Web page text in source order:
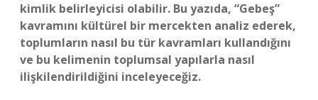
kimlik belirleyicisi olabilir. Bu yazıda, “Gebeş”
kavramını kültürel bir mercekten analiz ederek,
toplumların nasıl bu tür kavramları kullandığını
ve bu kelimenin toplumsal yapılarla nasıl
ilişkilendirildiğini inceleyeceğiz.